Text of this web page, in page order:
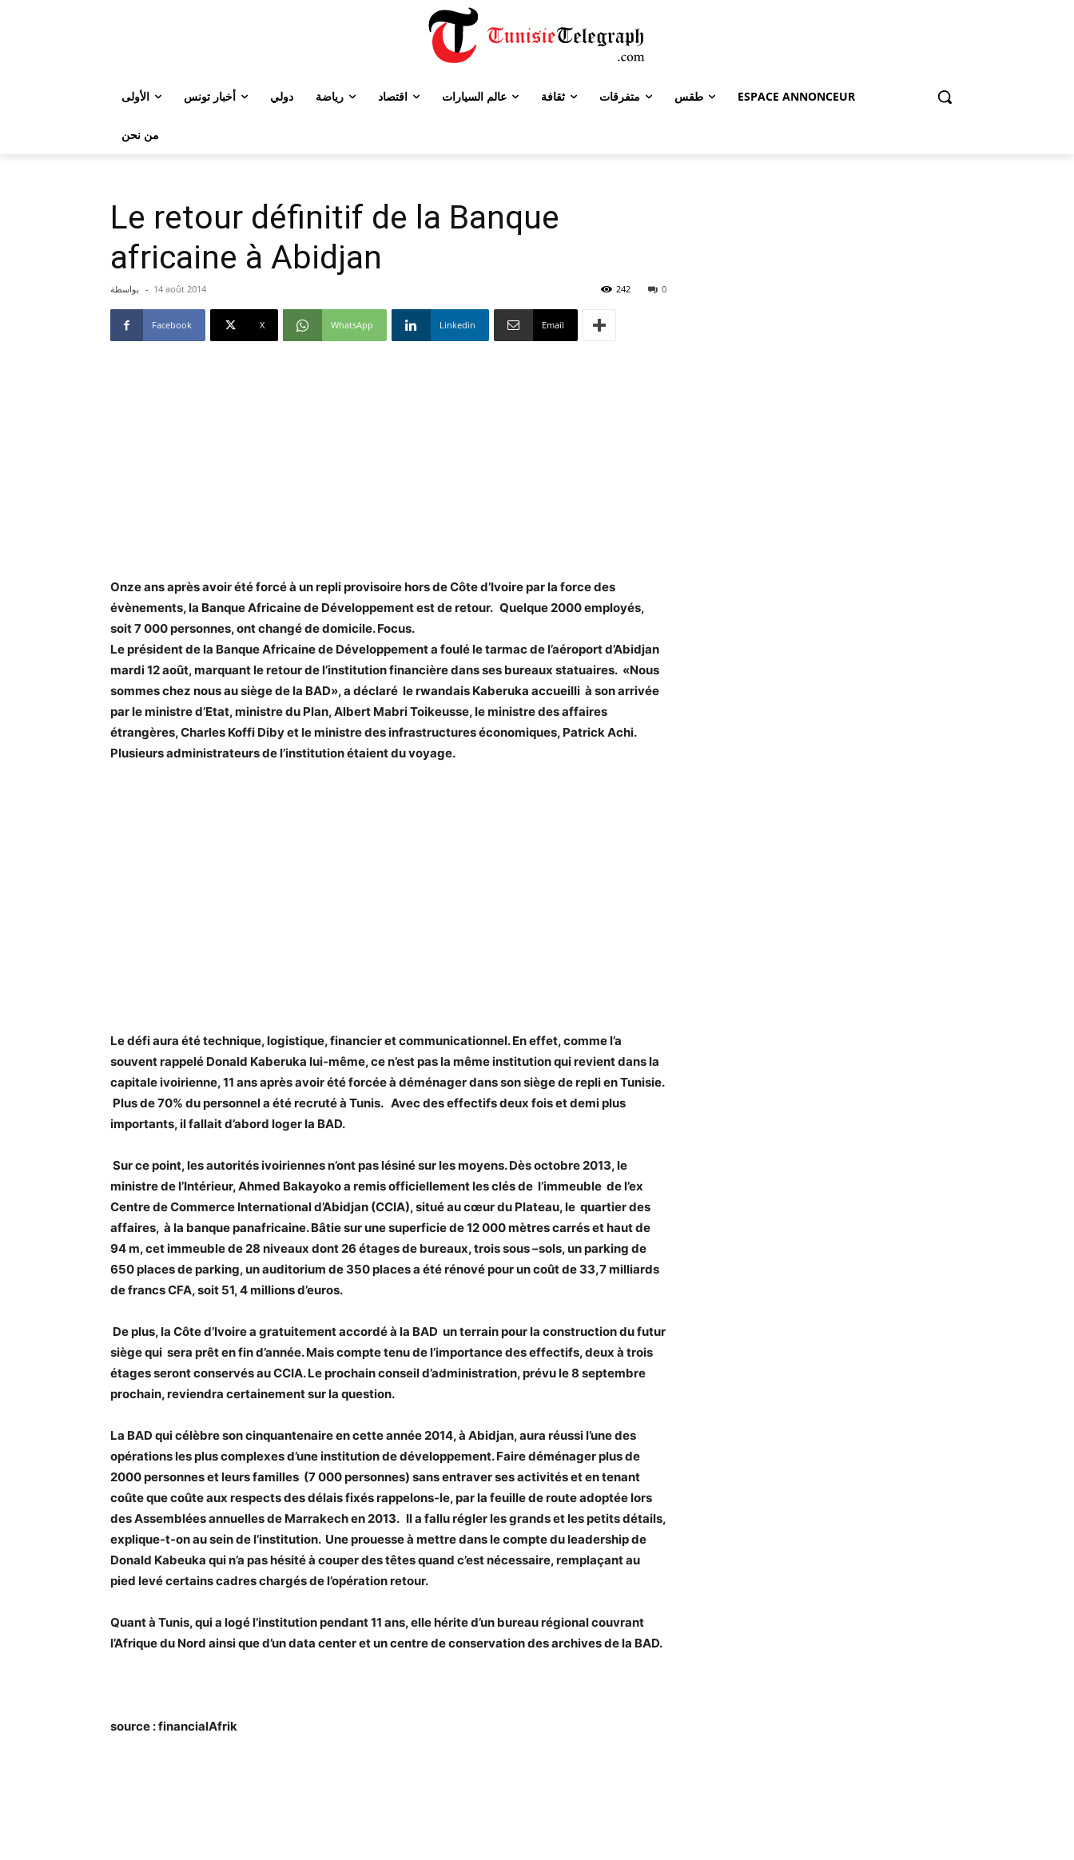
الأولى أخبار تونس دولي رياضة اقتصاد عالم السيارات ثقافة متفرقات طقس ESPACE ANNONCEUR
من نحن
Le retour définitif de la Banque
africaine à Abidjan
بواسطة - 14 août 2014 0
242
Facebook X WhatsApp Linkedin Email
Onze ans après avoir été forcé à un repli provisoire hors de Côte d’Ivoire par la force des
évènements, la Banque Africaine de Développement est de retour. Quelque 2000 employés,
soit 7 000 personnes, ont changé de domicile. Focus.
Le président de la Banque Africaine de Développement a foulé le tarmac de l’aéroport d’Abidjan
mardi 12 août, marquant le retour de l’institution financière dans ses bureaux statuaires. «Nous
sommes chez nous au siège de la BAD», a déclaré le rwandais Kaberuka accueilli à son arrivée
par le ministre d’Etat, ministre du Plan, Albert Mabri Toikeusse, le ministre des affaires
étrangères, Charles Koffi Diby et le ministre des infrastructures économiques, Patrick Achi.
Plusieurs administrateurs de l’institution étaient du voyage.
Le défi aura été technique, logistique, financier et communicationnel. En effet, comme l’a
souvent rappelé Donald Kaberuka lui-même, ce n’est pas la même institution qui revient dans la
capitale ivoirienne, 11 ans après avoir été forcée à déménager dans son siège de repli en Tunisie.
Plus de 70% du personnel a été recruté à Tunis. Avec des effectifs deux fois et demi plus
importants, il fallait d’abord loger la BAD.
Sur ce point, les autorités ivoiriennes n’ont pas lésiné sur les moyens. Dès octobre 2013, le
ministre de l’Intérieur, Ahmed Bakayoko a remis officiellement les clés de l’immeuble de l’ex
Centre de Commerce International d’Abidjan (CCIA), situé au cœur du Plateau, le quartier des
affaires, à la banque panafricaine. Bâtie sur une superficie de 12 000 mètres carrés et haut de
94 m, cet immeuble de 28 niveaux dont 26 étages de bureaux, trois sous –sols, un parking de
650 places de parking, un auditorium de 350 places a été rénové pour un coût de 33,7 milliards
de francs CFA, soit 51, 4 millions d’euros.
De plus, la Côte d’Ivoire a gratuitement accordé à la BAD un terrain pour la construction du futur
siège qui sera prêt en fin d’année. Mais compte tenu de l’importance des effectifs, deux à trois
étages seront conservés au CCIA. Le prochain conseil d’administration, prévu le 8 septembre
prochain, reviendra certainement sur la question.
La BAD qui célèbre son cinquantenaire en cette année 2014, à Abidjan, aura réussi l’une des
opérations les plus complexes d’une institution de développement. Faire déménager plus de
2000 personnes et leurs familles (7 000 personnes) sans entraver ses activités et en tenant
coûte que coûte aux respects des délais fixés rappelons-le, par la feuille de route adoptée lors
des Assemblées annuelles de Marrakech en 2013. Il a fallu régler les grands et les petits détails,
explique-t-on au sein de l’institution. Une prouesse à mettre dans le compte du leadership de
Donald Kabeuka qui n’a pas hésité à couper des têtes quand c’est nécessaire, remplaçant au
pied levé certains cadres chargés de l’opération retour.
Quant à Tunis, qui a logé l’institution pendant 11 ans, elle hérite d’un bureau régional couvrant
l’Afrique du Nord ainsi que d’un data center et un centre de conservation des archives de la BAD.
source : financialAfrik